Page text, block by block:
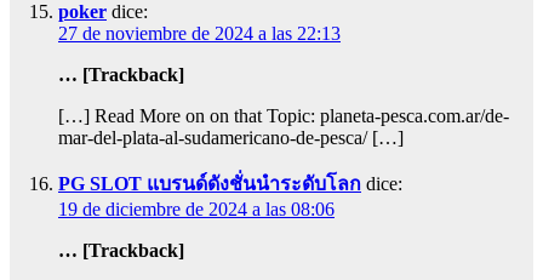
poker dice:
27 de noviembre de 2024 a las 22:13
… [Trackback]
[…] Read More on on that Topic: planeta-pesca.com.ar/de-
mar-del-plata-al-sudamericano-de-pesca/ […]
PG SLOT แบรนด์ดังชั่นนำระดับโลก dice:
19 de diciembre de 2024 a las 08:06
… [Trackback]